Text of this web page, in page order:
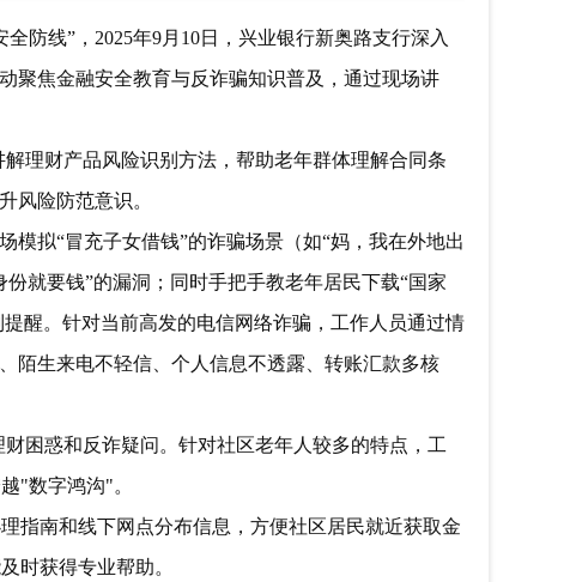
防线”，2025年9月10日，兴业银行新奥路支行深入
聚焦金融安全教育与反诈骗知识普及，通过现场讲
理财产品风险识别方法，帮助老年群体理解合同条
风险防范意识。
拟“冒充子女借钱”的诈骗场景（如“妈，我在外地出
就要钱”的漏洞；同时手把手教老年居民下载“国家
醒。针对当前高发的电信网络诈骗，工作人员通过情
陌生来电不轻信、个人信息不透露、转账汇款多核
困惑和反诈疑问。针对社区老年人较多的特点，工
"数字鸿沟"。
指南和线下网点分布信息，方便社区居民就近获取金
时获得专业帮助。